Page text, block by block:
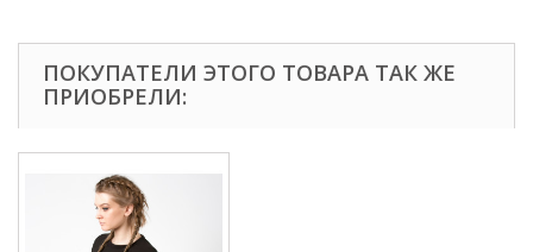
ПОКУПАТЕЛИ ЭТОГО ТОВАРА ТАК ЖЕ
ПРИОБРЕЛИ: